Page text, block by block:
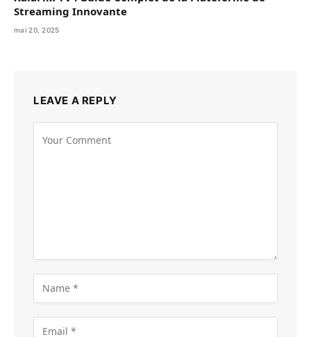
Streaming Innovante
mai 20, 2025
LEAVE A REPLY